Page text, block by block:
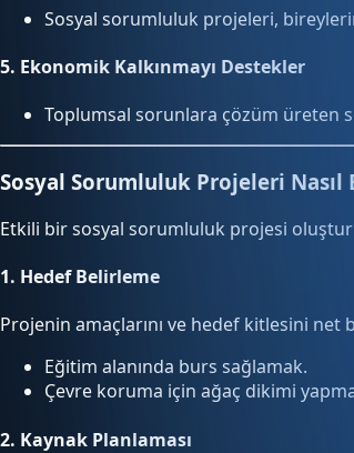
Sosyal sorumluluk projeleri,
5. Ekonomik Kalkınmayı Destekler
Toplumsal sorunlara çözüm üreten
Sosyal Sorumluluk Projeleri Nasıl
Etkili bir sosyal sorumluluk projesi
1. Hedef Belirleme
Projenin amaçlarını ve hedef kitlesini net
Eğitim alanında burs sağlamak.
Çevre koruma için ağaç dikimi
2. Kaynak Planlaması